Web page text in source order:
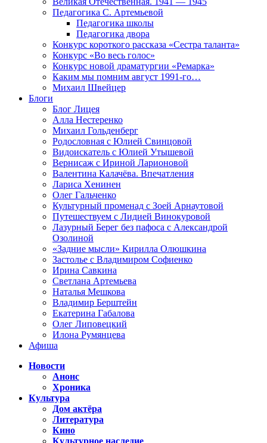
Педагогика С. Артемьевой
Педагогика школы
Педагогика двора
Конкурс короткого рассказа «Сестра таланта»
Конкурс «Во весь голос»
Конкурс новой драматургии «Ремарка»
Каким мы помним август 1991-го…
Михаил Швейцер
Блоги
Блог Лицея
Алла Нестеренко
Михаил Гольденберг
Родословная с Юлией Свинцовой
Видоискатель с Юлией Утышевой
Вернисаж с Ириной Ларионовой
Валентина Калачёва. Впечатления
Лариса Хенинен
Олег Гальченко
Культурный променад с Зоей Арнаутовой
Путешествуем с Лидией Винокуровой
Лазурный Берег без пафоса с Александрой
Озолиной
«Задние мысли» Кирилла Олюшкина
Застолье с Владимиром Софиенко
Ирина Савкина
Светлана Артемьева
Наталья Мешкова
Владимир Берштейн
Екатерина Габалова
Олег Липовецкий
Илона Румянцева
Афиша
Новости
Анонс
Хроника
Культура
Дом актёра
Литература
Кино